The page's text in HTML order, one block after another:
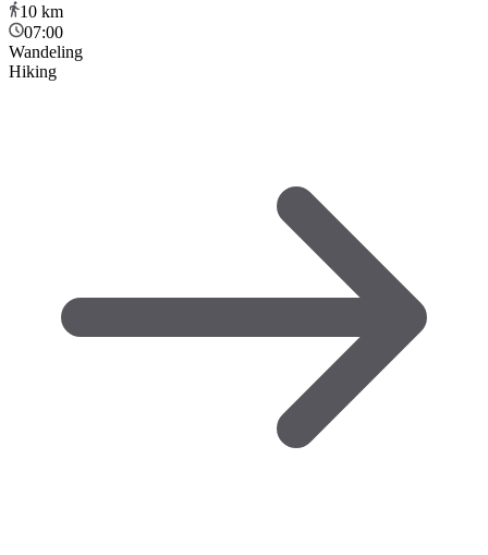
10 km
07:00
Wandeling
Hiking